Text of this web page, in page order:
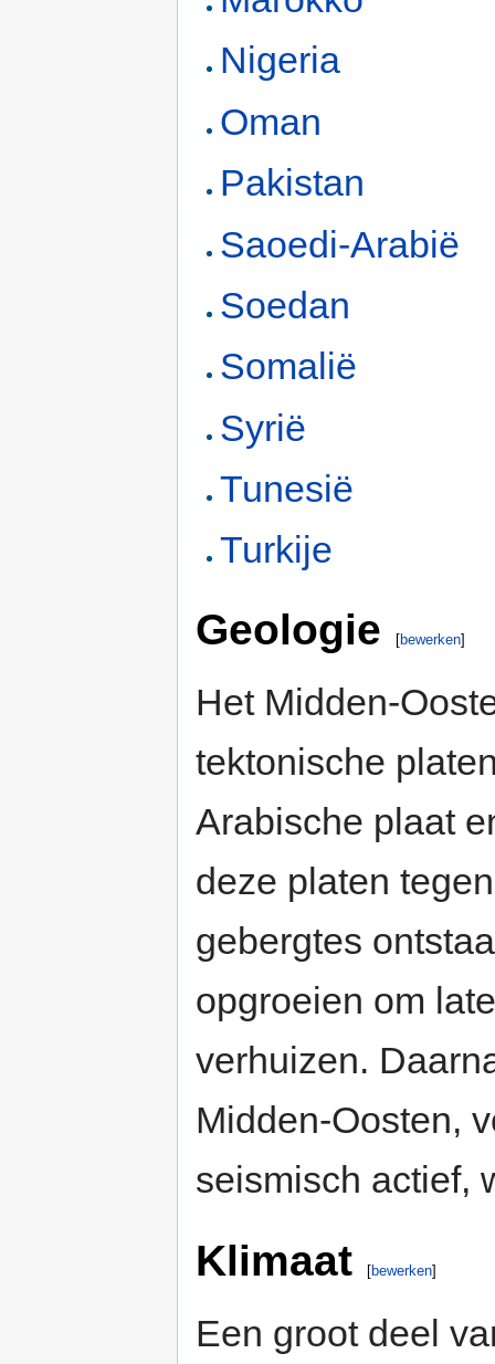
Nigeria
Oman
Pakistan
Saoedi-Arabië
Soedan
Somalië
Syrië
Tunesië
Turkije
Geologie [bewerken]
Het Midden-
tektonische
Arabische plaat
deze platen
gebergtes
opgroeien om
verhuizen.
Midden-Oosten,
seismisch actief,
Klimaat [bewerken]
Een groot deel